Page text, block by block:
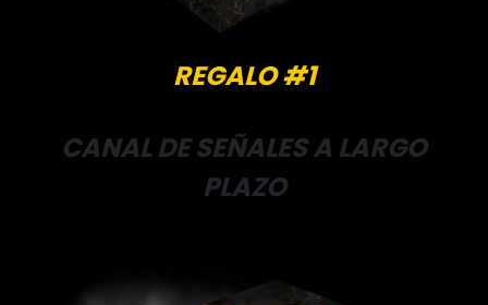
REGALO #1
CANAL DE SEÑALES A LARGO
PLAZO